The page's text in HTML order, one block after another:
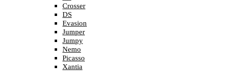
Crosser
DS
Evasion
Jumper
Jumpy
Nemo
Picasso
Xantia